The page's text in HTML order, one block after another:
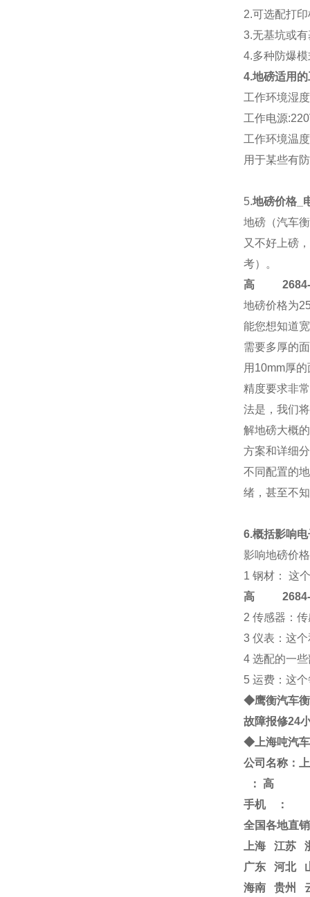
2.可选配打
3.无基坑或
4.多种防爆
4.地磅适用
工作环境湿
工作电源
工作环境温
用于某些有
5.地磅价格_
地磅（汽车
又不好上磅
考）。
高2684-
地磅价格为
能您想知道
需要多厚的
用10mm厚
精度要求非
法是，我们
解地磅大概
方案和详细
不同配置的
绪，甚至不
6.概括影响
影响地磅价
1 钢材： 这
高2684-
2 传感器：
3 仪表：这
4 选配的一
5 运费：这
◆鹰衡汽车衡
故障报修24
◆上海吨汽
公司名称：
： 高
手机
：
全国各地直销
上海
江苏
广东 河北
海南 贵州